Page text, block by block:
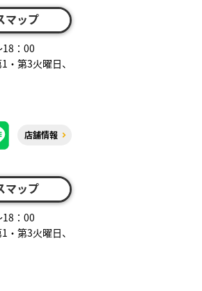
マップ
：00
第3火曜日、
店舗情報
マップ
：00
第3火曜日、